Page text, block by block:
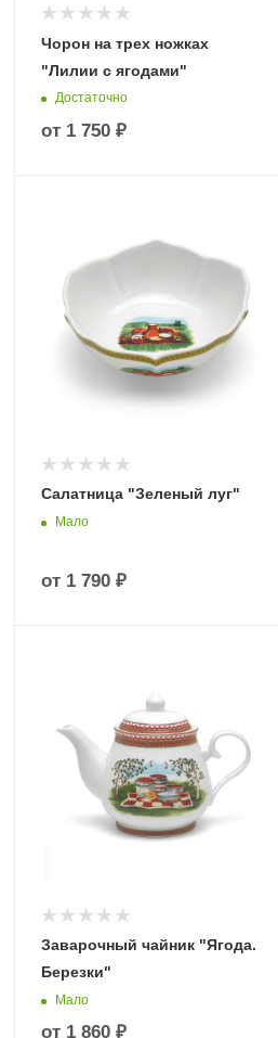
Чорон на трех ножках
"Лилии с ягодами"
Достаточно
от 1 750 ₽
Салатница "Зеленый луг"
Мало
от 1 790 ₽
Заварочный чайник "Ягода.
Березки"
Мало
от 1 860 ₽